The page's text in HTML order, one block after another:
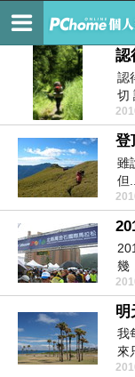
我喚山不來 我
認
認
切
登
雖
但
悅
幾
人
明
我
來
裡